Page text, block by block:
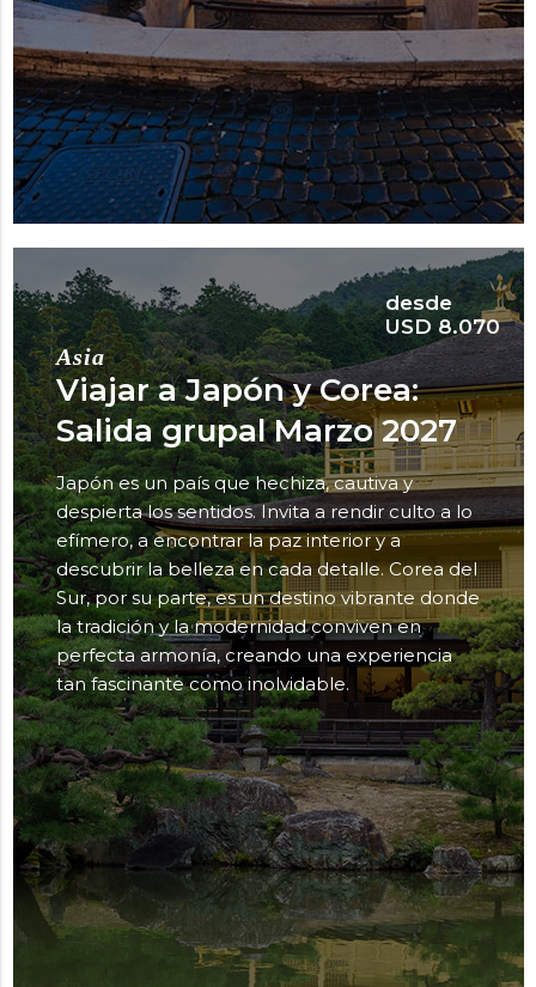
desde
USD 8.070
Asia
Viajar a Japón y Corea:
Salida grupal Marzo 2027
Japón es un país que hechiza, cautiva y
despierta los sentidos. Invita a rendir culto a lo
efímero, a encontrar la paz interior y a
descubrir la belleza en cada detalle. Corea del
Sur, por su parte, es un destino vibrante donde
la tradición y la modernidad conviven en
perfecta armonía, creando una experiencia
tan fascinante como inolvidable.